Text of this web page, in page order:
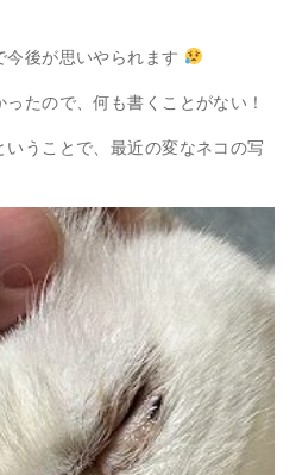
今後が思いやられます
たので、何も書くことがない！
うことで、最近の変なネコの写